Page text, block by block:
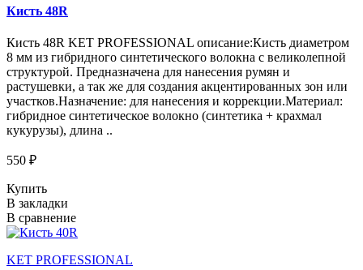
Кисть 48R
Кисть 48R KET PROFESSIONAL описание:Кисть диаметром
8 мм из гибридного синтетического волокна с великолепной
структурой. Предназначена для нанесения румян и
растушевки, а так же для создания акцентированных зон или
участков.Назначение: для нанесения и коррекции.Материал:
гибридное синтетическое волокно (синтетика + крахмал
кукурузы), длина ..
550 ₽
Купить
В закладки
В сравнение
KET PROFESSIONAL